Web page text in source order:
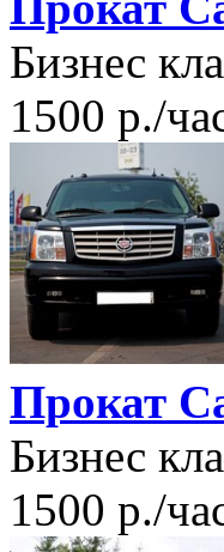
Бизнес
1500 р./
Прокат
Бизнес
1500 р./